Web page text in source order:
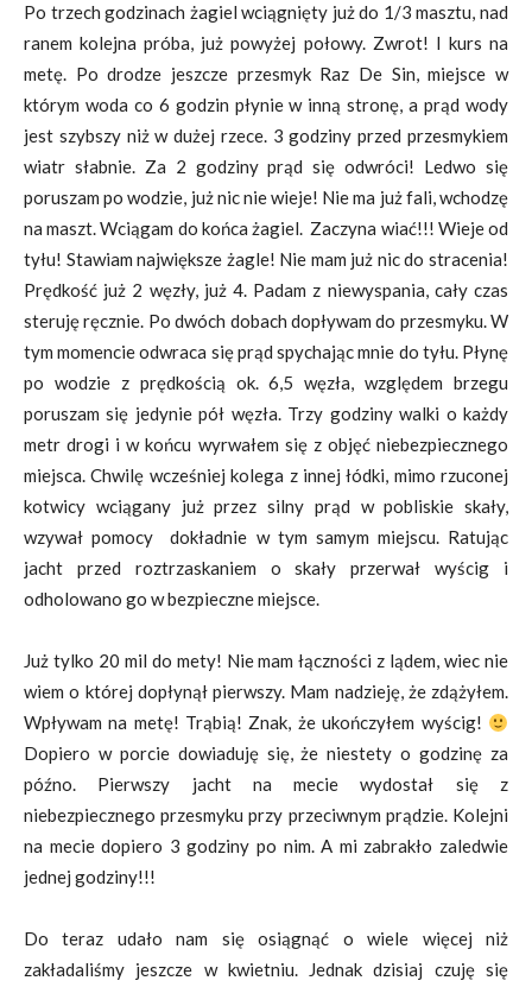
Po trzech godzinach żagiel wciągnięty już do 1/3 masztu, nad
ranem kolejna próba, już powyżej połowy. Zwrot! I kurs na
metę. Po drodze jeszcze przesmyk Raz De Sin, miejsce w
którym woda co 6 godzin płynie w inną stronę, a prąd wody
jest szybszy niż w dużej rzece. 3 godziny przed przesmykiem
wiatr słabnie. Za 2 godziny prąd się odwróci! Ledwo się
poruszam po wodzie, już nic nie wieje! Nie ma już fali, wchodzę
na maszt. Wciągam do końca żagiel. Zaczyna wiać!!! Wieje od
tyłu! Stawiam największe żagle! Nie mam już nic do stracenia!
Prędkość już 2 węzły, już 4. Padam z niewyspania, cały czas
steruję ręcznie. Po dwóch dobach dopływam do przesmyku. W
tym momencie odwraca się prąd spychając mnie do tyłu. Płynę
po wodzie z prędkością ok. 6,5 węzła, względem brzegu
poruszam się jedynie pół węzła. Trzy godziny walki o każdy
metr drogi i w końcu wyrwałem się z objęć niebezpiecznego
miejsca. Chwilę wcześniej kolega z innej łódki, mimo rzuconej
kotwicy wciągany już przez silny prąd w pobliskie skały,
wzywał pomocy dokładnie w tym samym miejscu. Ratując
jacht przed roztrzaskaniem o skały przerwał wyścig i
odholowano go w bezpieczne miejsce.
Już tylko 20 mil do mety! Nie mam łączności z lądem, wiec nie
wiem o której dopłynął pierwszy. Mam nadzieję, że zdążyłem.
Wpływam na metę! Trąbią! Znak, że ukończyłem wyścig!
Dopiero w porcie dowiaduję się, że niestety o godzinę za
późno. Pierwszy jacht na mecie wydostał się z
niebezpiecznego przesmyku przy przeciwnym prądzie. Kolejni
na mecie dopiero 3 godziny po nim. A mi zabrakło zaledwie
jednej godziny!!!
Do teraz udało nam się osiągnąć o wiele więcej niż
zakładaliśmy jeszcze w kwietniu. Jednak dzisiaj czuję się